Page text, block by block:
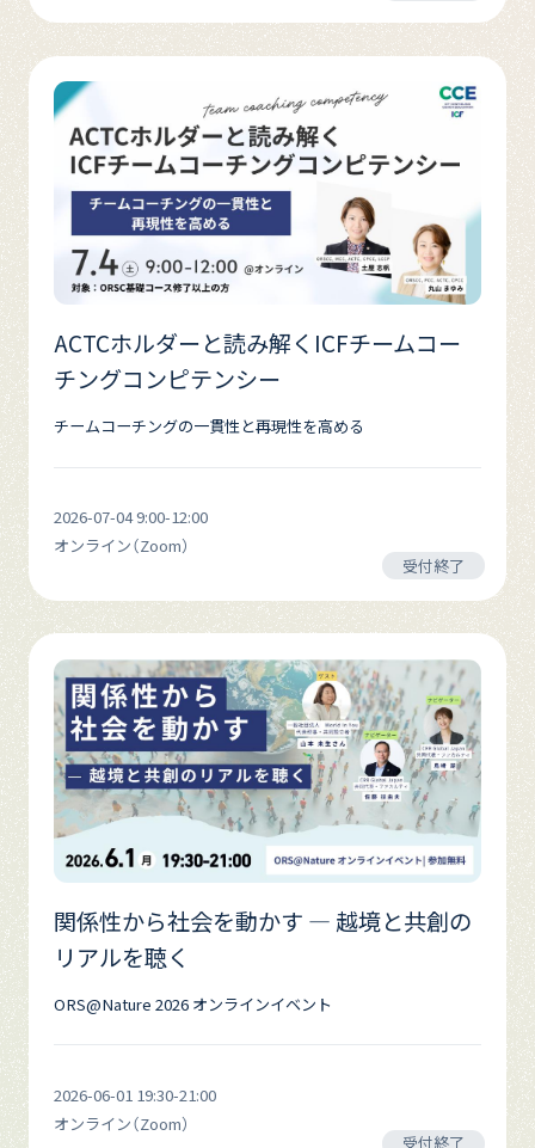
ACTCホルダーと読み解くICFチームコー
チングコンピテンシー
チームコーチングの一貫性と再現性を高める
2026-07-04 9:00-12:00
オンライン（Zoom）
受付終了
関係性から社会を動かす — 越境と共創の
リアルを聴く
ORS@Nature 2026 オンラインイベント
2026-06-01 19:30-21:00
オンライン（Zoom）
受付終了